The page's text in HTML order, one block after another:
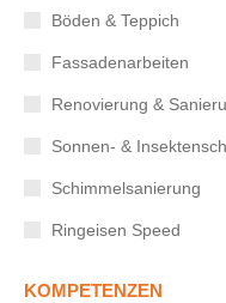
Böden & Teppich
Fassadenarbeiten
Renovierung &
Sonnen- &
Schimmelsanierung
Ringeisen Speed
KOMPETENZEN